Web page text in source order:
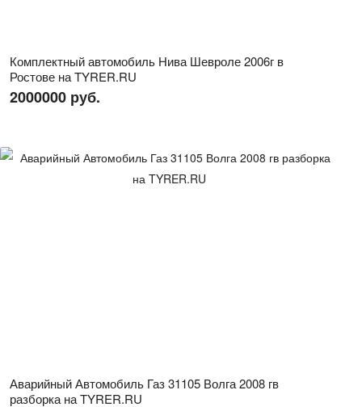
Комплектный автомобиль Нива Шевроле 2006г в
Ростове на TYRER.RU
2000000 руб.
Аварийный Автомобиль Газ 31105 Волга 2008 гв
разборка на TYRER.RU